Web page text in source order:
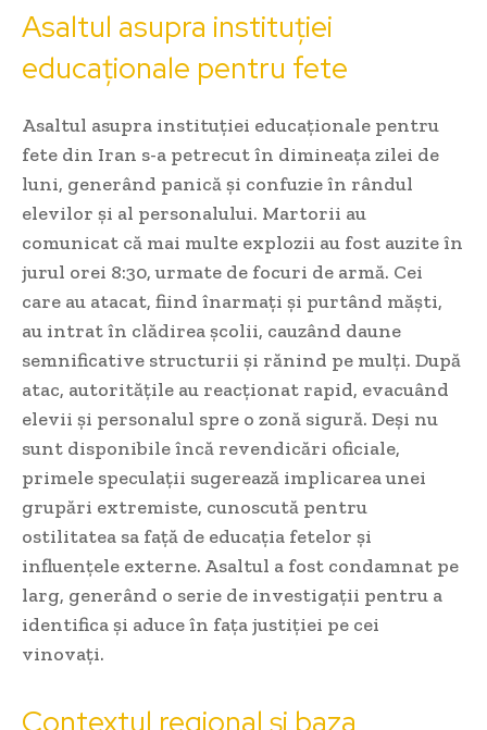
Asaltul asupra instituției
educaționale pentru fete
Asaltul asupra instituției educaționale pentru
fete din Iran s-a petrecut în dimineața zilei de
luni, generând panică și confuzie în rândul
elevilor și al personalului. Martorii au
comunicat că mai multe explozii au fost auzite în
jurul orei 8:30, urmate de focuri de armă. Cei
care au atacat, fiind înarmați și purtând măști,
au intrat în clădirea școlii, cauzând daune
semnificative structurii și rănind pe mulți. După
atac, autoritățile au reacționat rapid, evacuând
elevii și personalul spre o zonă sigură. Deși nu
sunt disponibile încă revendicări oficiale,
primele speculații sugerează implicarea unei
grupări extremiste, cunoscută pentru
ostilitatea sa față de educația fetelor și
influențele externe. Asaltul a fost condamnat pe
larg, generând o serie de investigații pentru a
identifica și aduce în fața justiției pe cei
vinovați.
Contextul regional și baza